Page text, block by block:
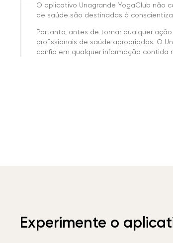
O aplicativo Unagrande YogaClub não
de saúde são destinadas à
Portanto, antes de tomar qualquer
profissionais de saúde apropriados. O
confia em qualquer informação contida
Experimente o